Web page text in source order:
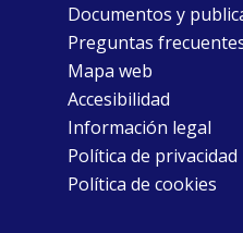
Documentos y
Preguntas
Mapa web
Accesibilidad
Información legal
Política de privacidad
Política de cookies